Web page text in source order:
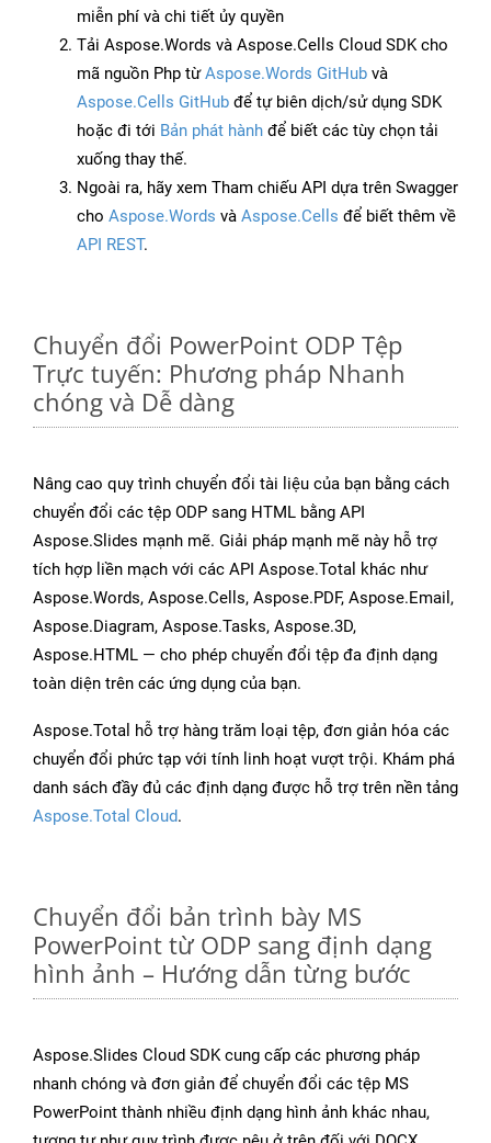
miễn phí và chi tiết ủy quyền
Tải Aspose.Words và Aspose.Cells Cloud SDK cho
mã nguồn Php từAspose.Words GitHub và
Aspose.Cells GitHub để tự biên dịch/sử dụng SDK
hoặc đi tới Bản phát hành để biết các tùy chọn tải
xuống thay thế.
Ngoài ra, hãy xem Tham chiếu API dựa trên Swagger
cho Aspose.Words và Aspose.Cells để biết thêm về
API REST.
Chuyển đổi PowerPoint ODP Tệp
Trực tuyến: Phương pháp Nhanh
chóng và Dễ dàng
Nâng cao quy trình chuyển đổi tài liệu của bạn bằng cách
chuyển đổi các tệp ODP sang HTML bằng API
Aspose.Slides mạnh mẽ. Giải pháp mạnh mẽ này hỗ trợ
tích hợp liền mạch với các API Aspose.Total khác như
Aspose.Words, Aspose.Cells, Aspose.PDF, Aspose.Email,
Aspose.Diagram, Aspose.Tasks, Aspose.3D,
Aspose.HTML — cho phép chuyển đổi tệp đa định dạng
toàn diện trên các ứng dụng của bạn.
Aspose.Total hỗ trợ hàng trăm loại tệp, đơn giản hóa các
chuyển đổi phức tạp với tính linh hoạt vượt trội. Khám phá
danh sách đầy đủ các định dạng được hỗ trợ trên nền tảng
Aspose.Total Cloud.
Chuyển đổi bản trình bày MS
PowerPoint từ ODP sang định dạng
hình ảnh – Hướng dẫn từng bước
Aspose.Slides Cloud SDK cung cấp các phương pháp
nhanh chóng và đơn giản để chuyển đổi các tệp MS
PowerPoint thành nhiều định dạng hình ảnh khác nhau,